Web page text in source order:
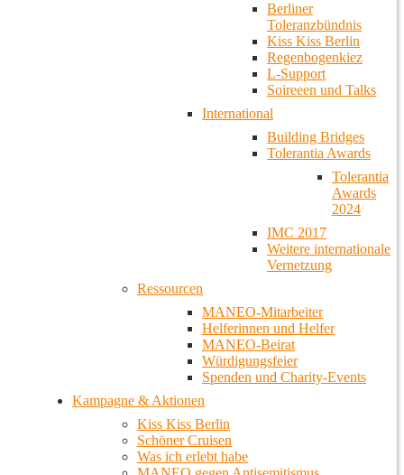
Berliner
Toleranzbündnis
Kiss Kiss Berlin
Regenbogenkiez
L-Support
Soireeen und Talks
International
Building Bridges
Tolerantia Awards
Tolerantia
Awards
2024
IMC 2017
Weitere internationale
Vernetzung
Ressourcen
MANEO-Mitarbeiter
Helferinnen und Helfer
MANEO-Beirat
Würdigungsfeier
Spenden und Charity-Events
Kampagne & Aktionen
Kiss Kiss Berlin
Schöner Cruisen
Was ich erlebt habe